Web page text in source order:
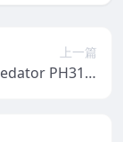
上一篇
PH317-